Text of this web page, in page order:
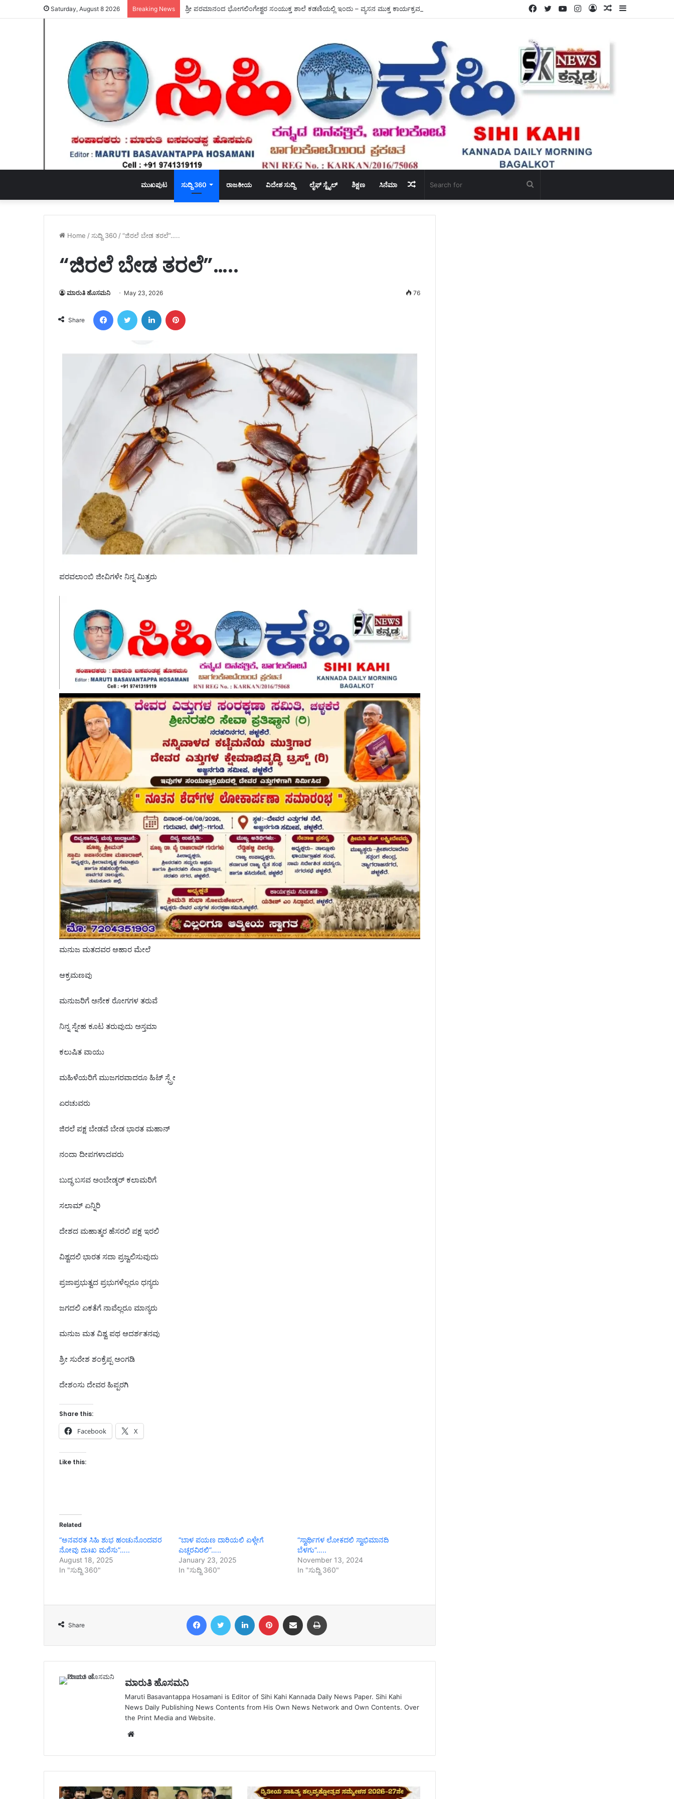
Saturday, August 8 2026 Breaking News ಶ್ರೀ ಪರಮಾನಂದ ಭೋಗಲಿಂಗೇಶ್ವರ ಸಂಯುಕ್ತ ಶಾಲೆ ಕಡಣಿಯಲ್ಲಿ ಇಂದು – ವ್ಯಸನ ಮುಕ್ತ ಕಾರ್ಯಕ್ರಮ ಜರಗಿತು. Sidebar
Random
Log
Instagram
YouTube
Twitter
Facebook
ಮುಖಪುಟ ಸುದ್ದಿ 360 ರಾಜಕೀಯ ವಿದೇಶ ಸುದ್ದಿ ಲೈಫ್ ಸ್ಟೈಲ್ ಶಿಕ್ಷಣ ಸಿನೆಮಾ Search
Random
Article
Home /ಸುದ್ದಿ 360 /“ಜಿರಲೆ ಬೇಡ ತರಲೆ”…..
“ಜಿರಲೆ ಬೇಡ ತರಲೆ”…..
ಮಾರುತಿ ಹೊಸಮನಿ May 23, 2026 76
Share
FacebookTwitter LinkedIn
ಪರವಲಾಂಬಿ ಜೀವಿಗಳೇ ನಿನ್ನ ಮಿತ್ರರು
ಮನುಜ ಮತದವರ ಆಹಾರ ಮೇಲೆ
ಆಕ್ರಮಣವು
ಮನುಜರಿಗೆ ಅನೇಕ ರೋಗಗಳ ತರುವೆ
ನಿನ್ನ ಸ್ನೇಹ ಕೂಟ ತರುವುದು ಅಸ್ತಮಾ
ಕಲುಷಿತ ವಾಯು
ಮಹಿಳೆಯರಿಗೆ ಮುಜಗರವಾದರೂ ಹಿಟ್ ಸ್ಪ್ರೇ
ಏರಚುವರು
ಜಿರಲೆ ಪಕ್ಷ ಬೇಡವೆ ಬೇಡ ಭಾರತ ಮಹಾನ್
ನಂದಾ ದೀಪಗಳಾದವರು
ಬುದ್ಧ ಬಸವ ಅಂಬೇಡ್ಕರ್ ಕಲಾಮರಿಗೆ
ಸಲಾಮ್ ಏನ್ನಿರಿ
ದೇಶದ ಮಹಾತ್ಮರ ಹೆಸರಲಿ ಪಕ್ಷ ಇರಲಿ
ವಿಶ್ವದಲಿ ಭಾರತ ಸದಾ ಪ್ರಜ್ವಲಿಸುವುದು
ಪ್ರಜಾಪ್ರಭುತ್ವದ ಪ್ರಭುಗಳೆಲ್ಲರೂ ಧನ್ಯರು
ಜಗದಲಿ ಏಕತೆಗೆ ನಾವೆಲ್ಲರೂ ಮಾನ್ಯರು
ಮನುಜ ಮತ ವಿಶ್ವ ಪಥ ಆದರ್ಶತನವು
ಶ್ರೀ ಸುರೇಶ ಶಂಕ್ರೆಪ್ಪ ಅಂಗಡಿ
ದೇಶಂಸು ದೇವರ ಹಿಪ್ಪರಗಿ
Share this:
Facebook X
Like this:
Related
“ಅನವರತ ಸಿಹಿ ಶುಭ ಹಂಚುನೊಂದವರ
ನೋವು ದುಃಖ ಮರೆಸು”…..
August 18, 2025
In "ಸುದ್ದಿ 360"
“ಬಾಳ ಪಯಣ ದಾರಿಯಲಿ ಏಳ್ಗೇಗೆ
ಎಚ್ಚರವಿರಲಿ”…..
January 23, 2025
In "ಸುದ್ದಿ 360"
“ಸ್ವಾರ್ಥಿಗಳ ಲೋಕದಲಿ ಸ್ವಾಭಿಮಾನದಿ
ಬೆಳಗು”…..
November 13, 2024
In "ಸುದ್ದಿ 360"
Share
FacebookTwitter LinkedIn Pinterest Share via Email
ಮಾರುತಿ ಹೊಸಮನಿ
Maruti Basavantappa Hosamani is Editor of Sihi Kahi Kannada Daily News Paper. Sihi Kahi
News Daily Publishing News Contents from His Own News Network and Own Contents. Over
the Print Media and Website.
Website